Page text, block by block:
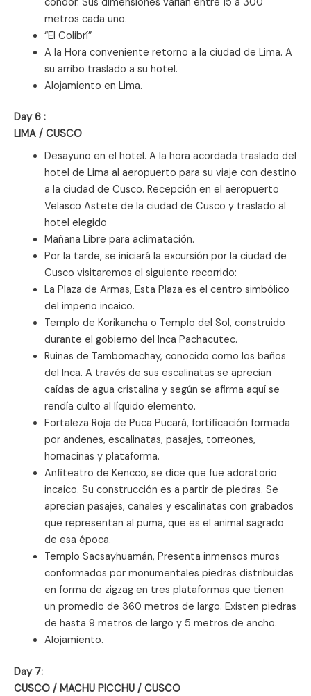
metros cada uno.
“El Colibrí”
A la Hora conveniente retorno a la ciudad de Lima. A
su arribo traslado a su hotel.
Alojamiento en Lima.
Day 6 :
LIMA / CUSCO
Desayuno en el hotel. A la hora acordada traslado del
hotel de Lima al aeropuerto para su viaje con destino
a la ciudad de Cusco. Recepción en el aeropuerto
Velasco Astete de la ciudad de Cusco y traslado al
hotel elegido
Mañana Libre para aclimatación.
Por la tarde, se iniciará la excursión por la ciudad de
Cusco visitaremos el siguiente recorrido:
La Plaza de Armas, Esta Plaza es el centro simbólico
del imperio incaico.
Templo de Korikancha o Templo del Sol, construido
durante el gobierno del Inca Pachacutec.
Ruinas de Tambomachay, conocido como los baños
del Inca. A través de sus escalinatas se aprecian
caídas de agua cristalina y según se afirma aquí se
rendía culto al líquido elemento.
Fortaleza Roja de Puca Pucará, fortificación formada
por andenes, escalinatas, pasajes, torreones,
hornacinas y plataforma.
Anfiteatro de Kencco, se dice que fue adoratorio
incaico. Su construcción es a partir de piedras. Se
aprecian pasajes, canales y escalinatas con grabados
que representan al puma, que es el animal sagrado
de esa época.
Templo Sacsayhuamán, Presenta inmensos muros
conformados por monumentales piedras distribuidas
en forma de zigzag en tres plataformas que tienen
un promedio de 360 metros de largo. Existen piedras
de hasta 9 metros de largo y 5 metros de ancho.
Alojamiento.
Day 7:
CUSCO / MACHU PICCHU / CUSCO